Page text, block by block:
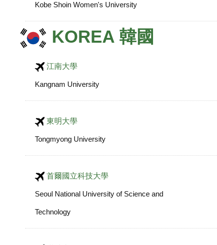
Kobe Shoin Women's University
KOREA 韓國
江南大學
Kangnam University
東明大學
Tongmyong University
首爾國立科技大學
Seoul National University of Science and
Technology